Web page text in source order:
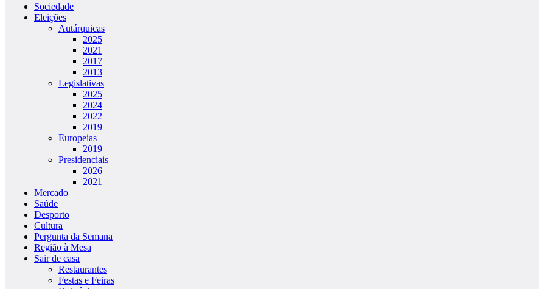
Sociedade
Eleições
Autárquicas
2025
2021
2017
2013
Legislativas
2025
2024
2022
2019
Europeias
2019
Presidenciais
2026
2021
Mercado
Saúde
Desporto
Cultura
Pergunta da Semana
Região à Mesa
Sair de casa
Restaurantes
Festas e Feiras